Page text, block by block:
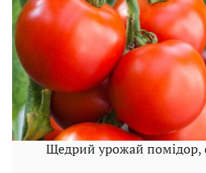
Щедрий урожай помідор,